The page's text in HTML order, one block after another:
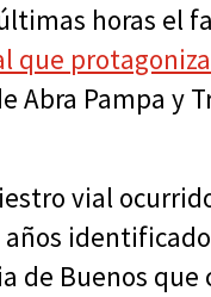
horas el
que
Abra Pampa y
vial
de Buenos que